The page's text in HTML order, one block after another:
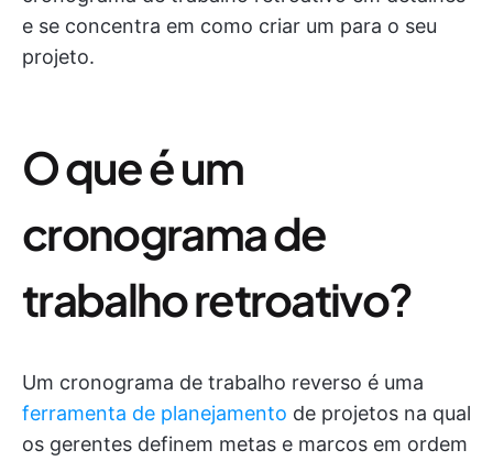
e se concentra em como criar um para o seu
projeto.
O que é um
cronograma de
trabalho retroativo?
Um cronograma de trabalho reverso é uma
ferramenta de planejamento de projetos na qual
os gerentes definem metas e marcos em ordem